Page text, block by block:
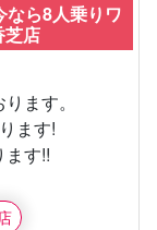
なら8人乗りワ
芝店
ます。
ます!
す!!